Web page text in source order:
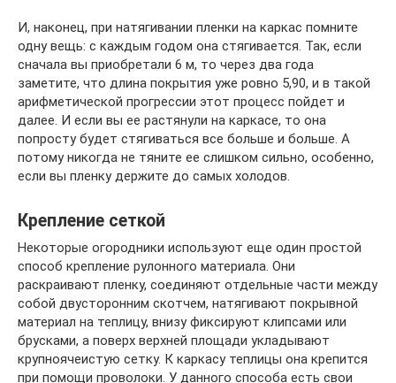
И, наконец, при натягивании пленки на каркас помните
одну вещь: с каждым годом она стягивается. Так, если
сначала вы приобретали 6 м, то через два года
заметите, что длина покрытия уже ровно 5,90, и в такой
арифметической прогрессии этот процесс пойдет и
далее. И если вы ее растянули на каркасе, то она
попросту будет стягиваться все больше и больше. А
потому никогда не тяните ее слишком сильно, особенно,
если вы пленку держите до самых холодов.
Крепление сеткой
Некоторые огородники используют еще один простой
способ крепление рулонного материала. Они
раскраивают пленку, соединяют отдельные части между
собой двусторонним скотчем, натягивают покрывной
материал на теплицу, внизу фиксируют клипсами или
брусками, а поверх верхней площади укладывают
крупноячеистую сетку. К каркасу теплицы она крепится
при помощи проволоки. У данного способа есть свои